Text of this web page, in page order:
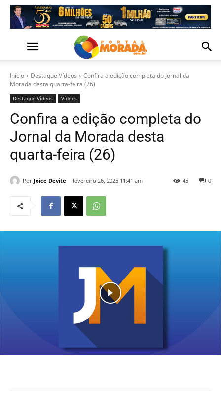
Início Destaque Vídeos
Confira a edição completa do Jornal da
Morada desta quarta-feira (26)
Destaque Vídeos Vídeos
Confira a edição completa do
Jornal da Morada desta
quarta-feira (26)
Por Joice Devite fevereiro 26, 2025 11:41 am 0
45